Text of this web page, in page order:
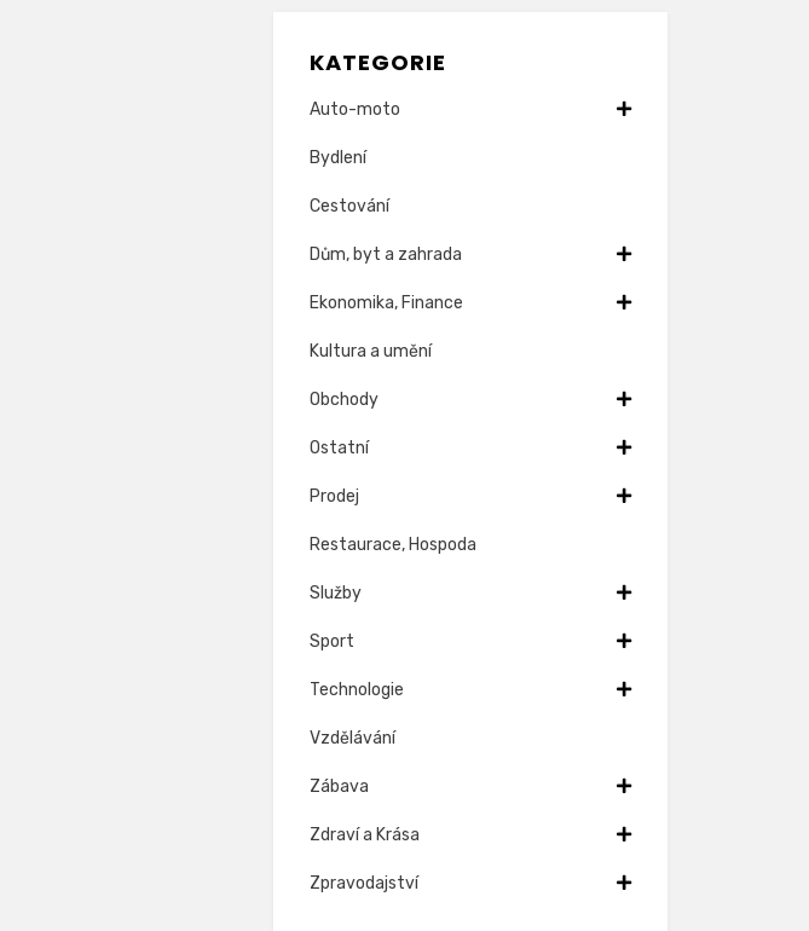
KATEGORIE
Auto-moto
Bydlení
Cestování
Dům, byt a zahrada
Ekonomika, Finance
Kultura a umění
Obchody
Ostatní
Prodej
Restaurace, Hospoda
Služby
Sport
Technologie
Vzdělávání
Zábava
Zdraví a Krása
Zpravodajství